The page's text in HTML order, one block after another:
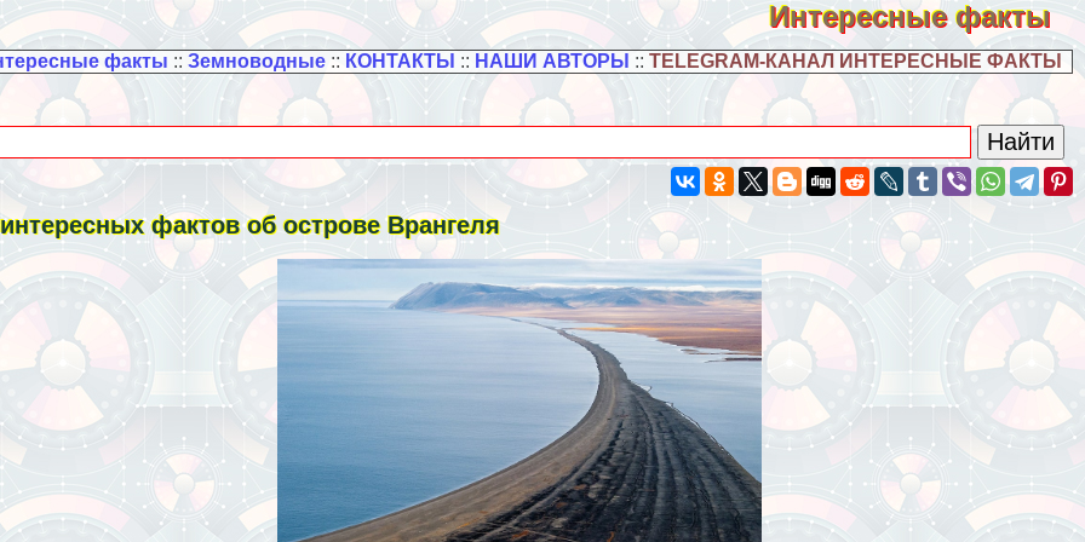
Интересные факты
факты :: Земноводные:: КОНТАКТЫ :: НАШИ АВТОРЫ :: TELEGRAM-КАНАЛ ИНТЕРЕСНЫЕ ФАКТЫ
фактов об острове Врангеля